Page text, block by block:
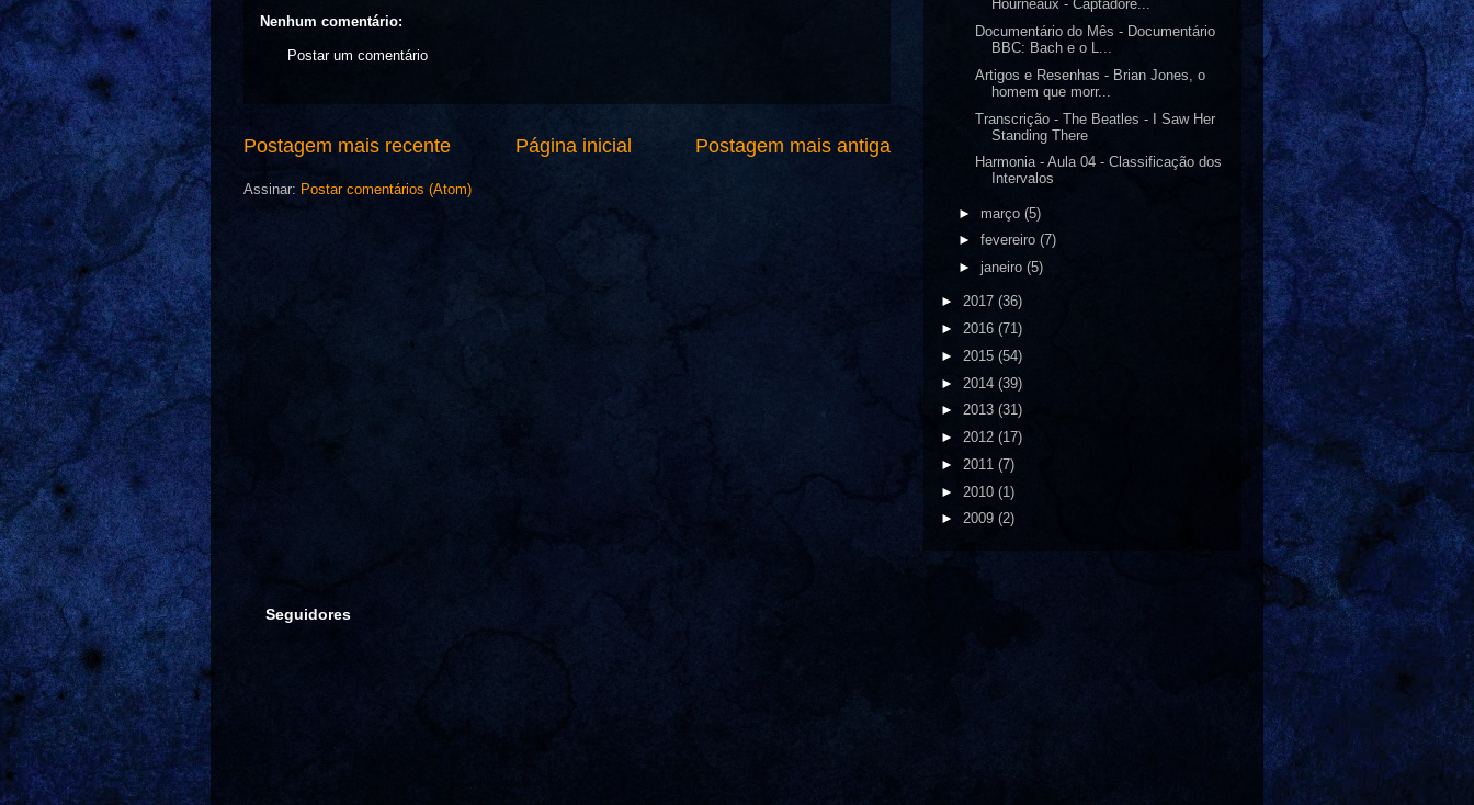
Nenhum comentário:
Postar um comentário
Postagem mais recente Postagem mais antiga
Página inicial
Assinar: Postar comentários (Atom)
Hourneaux - Captadore...
Documentário do Mês - Documentário
BBC: Bach e o L...
Artigos e Resenhas - Brian Jones, o
homem que morr...
Transcrição - The Beatles - I Saw Her
Standing There
Harmonia - Aula 04 - Classificação dos
Intervalos
► março (5)
► fevereiro (7)
► janeiro (5)
► 2017 (36)
► 2016 (71)
► 2015 (54)
► 2014 (39)
► 2013 (31)
► 2012 (17)
► 2011 (7)
► 2010 (1)
► 2009 (2)
Seguidores